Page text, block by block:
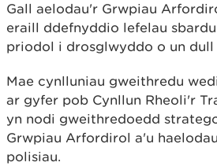
Gall aelodau'r Grwpiau
eraill ddefnyddio lefelau
priodol i drosglwyddo o un
Mae cynlluniau gweithredu
ar gyfer pob Cynllun Rheoli'r
yn nodi gweithredoedd
Grwpiau Arfordirol a'u
polisiau.